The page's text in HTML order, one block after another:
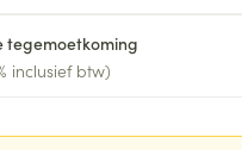
tegemoetkoming
inclusief btw)